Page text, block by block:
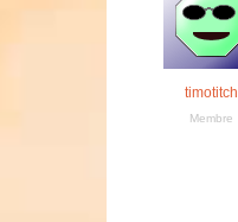
timotitch
Membre